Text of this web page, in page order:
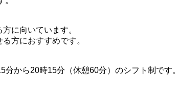
に向いています。
方におすすめです。
から20時15分（休憩60分）のシフト制です。